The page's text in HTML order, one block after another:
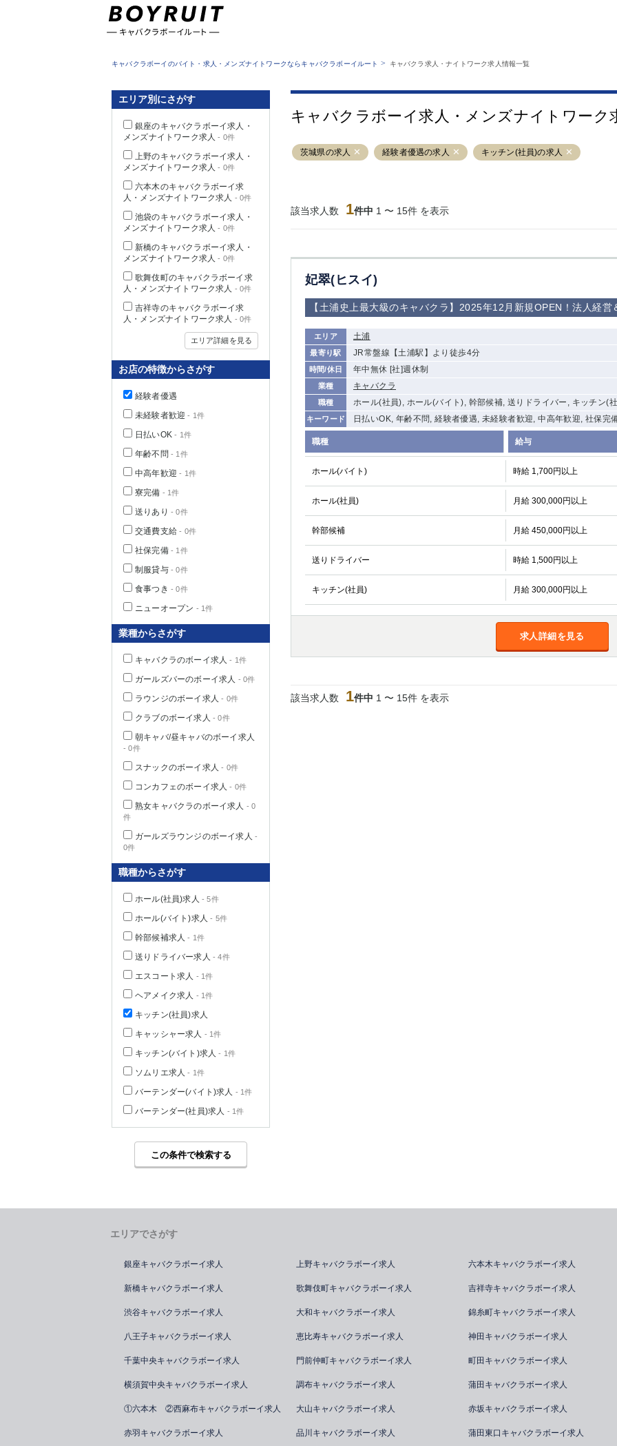
業種から探す
職種から探す
キャバクラボーイルートとは？
サイトマップ
キャバクラボーイのバイト・求人・メンズナイトワークならキャバクラボーイルート > キャバクラ求人・ナイトワーク求人情報一覧
キャバクラボーイ求人・メンズナイトワーク
茨城県の求人 経験者優遇の求人 キッチン(社員)の求人
該当求人数 1件中 1 〜 15件 を表示
妃翠(ヒスイ)
【土浦史上最大級のキャバクラ】2025年12月新規OPEN！法人経
エリア 土浦
最寄り駅 JR常盤線【土浦駅】より徒歩4分
時間/休日 年中無休 [社]週休制
業種 キャバクラ
職種 ホール(社員), ホール(バイト), 幹部候補, 送りドライバー, キッチン(
キーワード 日払いOK, 年齢不問, 経験者優遇, 未経験者歓迎, 中高年歓迎, 社保完
職種 給与
ホール(バイト) 時給 1,700円以上
ホール(社員) 月給 300,000円以上
幹部候補 月給 450,000円以上
送りドライバー 時給 1,500円以上
キッチン(社員) 月給 300,000円以上
求人詳細を見る
該当求人数 1件中 1 〜 15件 を表示
エリア別にさがす
銀座のキャバクラボーイ求人・
メンズナイトワーク求人 - 0件
上野のキャバクラボーイ求人・
メンズナイトワーク求人 - 0件
六本木のキャバクラボーイ求
人・メンズナイトワーク求人 - 0件
池袋のキャバクラボーイ求人・
メンズナイトワーク求人 - 0件
新橋のキャバクラボーイ求人・
メンズナイトワーク求人 - 0件
歌舞伎町のキャバクラボーイ求
人・メンズナイトワーク求人 - 0件
吉祥寺のキャバクラボーイ求
人・メンズナイトワーク求人 - 0件
エリア詳細を見る
お店の特徴からさがす
経験者優遇
未経験者歓迎 - 1件
日払いOK - 1件
年齢不問 - 1件
中高年歓迎 - 1件
寮完備 - 1件
送りあり - 0件
交通費支給 - 0件
社保完備- 1件
制服貸与- 0件
食事つき - 0件
ニューオープン - 1件
業種からさがす
キャバクラのボーイ求人 - 1件
ガールズバーのボーイ求人 - 0件
ラウンジのボーイ求人 - 0件
クラブのボーイ求人 - 0件
朝キャバ/昼キャバのボーイ求人
- 0件
スナックのボーイ求人 - 0件
コンカフェのボーイ求人 - 0件
熟女キャバクラのボーイ求人 - 0
件
ガールズラウンジのボーイ求人 -
0件
職種からさがす
ホール(社員)求人 - 5件
ホール(バイト)求人 - 5件
幹部候補求人 - 1件
送りドライバー求人 - 4件
エスコート求人 - 1件
ヘアメイク求人 - 1件
キッチン(社員)求人
キャッシャー求人 - 1件
キッチン(バイト)求人 - 1件
ソムリエ求人 - 1件
バーテンダー(バイト)求人 - 1件
バーテンダー(社員)求人 - 1件
この条件で検索する
東京都 銀座 上野 六本木
立川
千葉中央 門前仲町
町田
大山 赤坂 高円寺
赤羽
ひばりヶ丘（北
学芸大学
の好立地！
京メトロ南北線
「赤羽岩淵駅」
から徒歩10分
宿
①歌舞伎町 ②
新宿
①東武練馬 ②
成増・板橋 ③
大山 ②池袋
池袋東口
下赤塚 竹ノ塚 三鷹
亀戸
荻窪
浅草 新小岩
幡ヶ谷
五井
関内 横浜 川崎
溝の口
新横浜
武蔵小杉
小田原
横浜・桜木町
関内・馬車道・
日ノ出町
武蔵新城
茅ヶ崎 戸塚 たまプラーザ
大船
厚木
桜木町
大宮
川越
南浦和
所沢 熊谷
獨協大学前
加松原＞
千葉県
佐倉
柏（西口）
茨城県
群馬県
エリアでさがす
銀座キャバクラボーイ求人 上野キャバクラボーイ求人 六本木キャバクラボーイ求人
新橋キャバクラボーイ求人 歌舞伎町キャバクラボーイ求人 吉祥寺キャバクラボーイ求人
渋谷キャバクラボーイ求人 大和キャバクラボーイ求人 錦糸町キャバクラボーイ求人
八王子キャバクラボーイ求人 恵比寿キャバクラボーイ求人 神田キャバクラボーイ求人
千葉中央キャバクラボーイ求人 門前仲町キャバクラボーイ求人 町田キャバクラボーイ求人
横須賀中央キャバクラボーイ求人 調布キャバクラボーイ求人 蒲田キャバクラボーイ求人
①六本木 ②西麻布キャバクラボーイ求人 大山キャバクラボーイ求人 赤坂キャバクラボーイ求人
赤羽キャバクラボーイ求人 品川キャバクラボーイ求人 蒲田東口キャバクラボーイ求人